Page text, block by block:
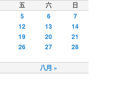
五 六 日
八月 »
5 6
7
12 13
14
19 20
21
26 27
28